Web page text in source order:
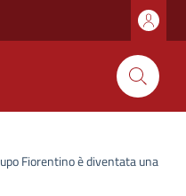
Fiorentino è diventata una